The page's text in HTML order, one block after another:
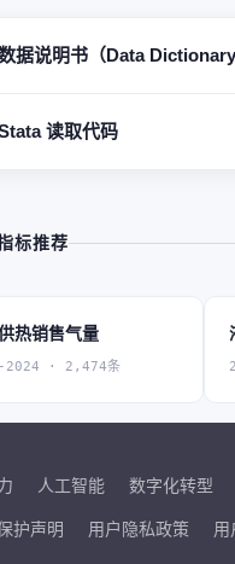
据说明书（Data Dictionary
读取代码
标推荐
热销售气量
2024 · 2,474条
人工智能 数字化转型
护声明 用户隐私政策 用